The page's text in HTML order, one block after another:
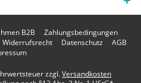
B2B
Zahlungsbedingungen
Widerrufsrecht Datenschutz
AGB
zzgl.Versandkosten